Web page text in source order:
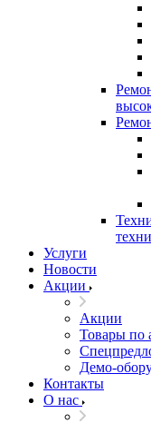
Услуги
Новости
Акции
Акции
Товары по
Демо-
Контакты
О нас